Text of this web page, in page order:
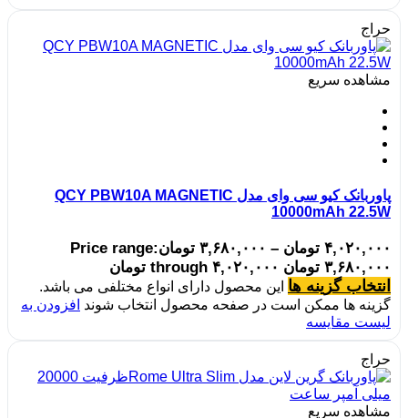
حراج
مشاهده سریع
پاوربانک کیو سی وای مدل QCY PBW10A MAGNETIC
10000mAh 22.5W
۴,۰۲۰,۰۰۰ تومان – ۳,۶۸۰,۰۰۰ تومانPrice range:
۳,۶۸۰,۰۰۰ تومان through ۴,۰۲۰,۰۰۰ تومان
انتخاب گزینه ها این محصول دارای انواع مختلفی می باشد.
گزینه ها ممکن است در صفحه محصول انتخاب شوند افزودن به
لیست مقایسه
حراج
مشاهده سریع